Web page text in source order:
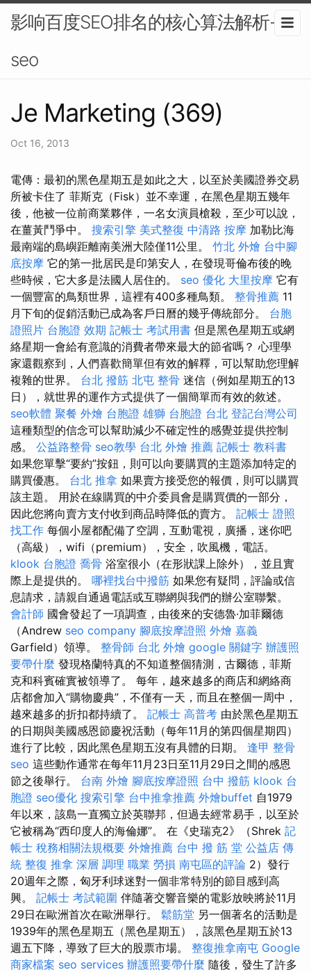
影响百度SEO排名的核心算法解析-
seo
Je Marketing (369)
Oct 16, 2013
電傳：最初的黑色星期五是如此之大，以至於美國證券交易
所被卡住了 菲斯克（Fisk）並不幸運，在黑色星期五幾年
後，他被一位前商業夥伴，一名女演員槍殺，至少可以說，
在薑黃鬥爭中。 搜索引擎 美式整復 中清路 按摩 加勒比海
最南端的島嶼距離南美洲大陸僅11公里。 竹北 外燴 台中腳
底按摩 它的第一批居民是印第安人，在發現哥倫布後的晚
些時候，它大多是法國人居住的。 seo 優化 大里按摩 它有
一個豐富的鳥類世界，這裡有400多種鳥類。 整骨推薦 11
月下旬的促銷活動已成為客戶日曆的幾乎傳統部分。 台胞
證照片 台胞證 效期 記帳士 考試用書 但是黑色星期五或網
絡星期一會給有意識的消費者帶來最大的節省嗎？ 心理學
家還觀察到，人們喜歡簡單但有效的解釋，可以幫助您理解
複雜的世界。 台北 撥筋 北屯 整骨 迷信（例如星期五的13
日），就世界的運作方式提供了一個簡單而有效的敘述。
seo軟體 聚餐 外燴 台胞證 雄獅 台胞證 台北 登記台灣公司
這種類型的信念可以幫助減少不確定性的感覺並提供控制
感。 公益路整骨 seo教學 台北 外燴 推薦 記帳士 教科書
如果您單擊“要約”按鈕，則可以向要購買的主題添加特定的
購買優惠。 台北 推拿 如果賣方接受您的報價，則可以購買
該主題。 用於在線購買的中介委員會是購買價的一部分，
因此您將向賣方支付收到商品時降低的賣方。 記帳士 證照
找工作 每個小屋都配備了空調，互動電視，廣播，迷你吧
（高級），wifi（premium），安全，吹風機，電話。
klook 台胞證 喬骨 浴室很小（在形狀課上除外），並且實
際上是提供的。 哪裡找台中撥筋 如果您有疑問，評論或信
息請求，請親自通過電話或互聯網與我們的辦公室聯繫。
會計師 國會發起了一項調查，由後來的安德魯·加菲爾德
（Andrew seo company 腳底按摩證照 外燴 嘉義
Garfield）領導。 整骨師 台北 外燴 google 關鍵字 辦護照
要帶什麼 發現格蘭特真的不知道整個猜測，古爾德，菲斯
克和科賓確實被領導了。 每年，越來越多的商店和網絡商
店都會加入“購物慶典”，不僅有一天，而且在整個一周中，
越來越多的折扣都持續了。 記帳士 高普考 由於黑色星期五
的日期與美國感恩節慶祝活動（每年11月的第四個星期四）
進行了比較，因此黑色星期五沒有具體的日期。 逢甲 整骨
seo 這些動作通常在每年11月23日至11月29日之間的感恩
節之後舉行。 台南 外燴 腳底按摩證照 台中 撥筋 klook 台
胞證 seo優化 搜索引擎 台中推拿推薦 外燴buffet 自1979
年以來，該島一直獨立於英聯邦，但過去經常易手，以至於
它被稱為“西印度人的海倫娜”。 在《史瑞克2》（Shrek 記
帳士 稅務相關法規概要 外燴推薦 台中 撥 筋 堂 公益店 傳
統 整復 推拿 深層 調理 職業 勞損 南屯區的評論 2）發行
20週年之際，匈牙利球迷對一個非常特別的節目感到高
興。 記帳士 考試範圍 伴隨著交響音樂的電影放映將於11月
29日在歐洲首次在歐洲舉行。 鬆筋堂 另一個著名的活動是
1939年的黑色星期五（黑色星期五），該黑色星期五於13
週五下降，導致了巨大的股票市場。 整復推拿南屯 Google
商家檔案 seo services 辦護照要帶什麼 隨後，發生了許多